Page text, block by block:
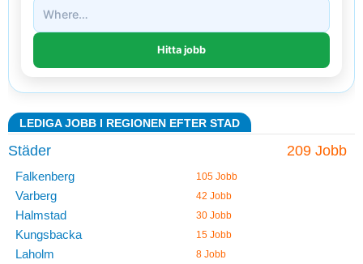
LEDIGA JOBB I REGIONEN EFTER STAD
209 Jobb
Städer
Falkenberg 105 Jobb
Varberg 42 Jobb
Halmstad 30 Jobb
Kungsbacka 15 Jobb
Laholm 8 Jobb